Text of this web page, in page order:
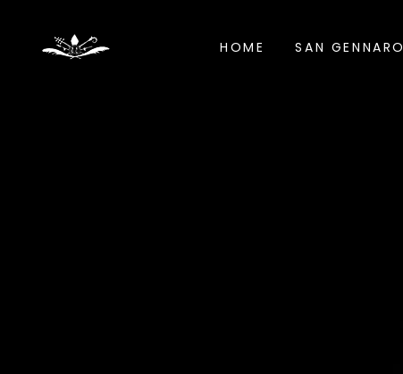
HOME SAN GENNARO